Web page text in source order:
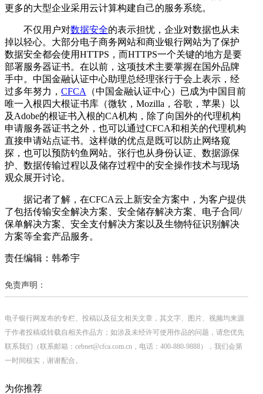
更多的大型企业采用云计算构建自己的服务系统。
不仅用户对数据安全的表示担忧，企业对数据也从未
掉以轻心。大部分电子商务网站和商业银行网站为了保护
数据安全都会使用HTTPS，而HTTPS一个关键的地方是要
部署服务器证书。在以前，这项技术主要掌握在国外品牌
手中。中国金融认证中心助理总经理张行于会上表示，经
过多年努力， CFCA
（中国金融认证中心）已成为中国目前
唯一入根四大根证书库（微软，Mozilla，谷歌，苹果）以
及Adobe的根证书入根的CA机构，除了向国外的代理机构
申请服务器证书之外，也可以通过CFCA和相关的代理机构
直接申请站点证书。这样做的优点是既可以防止网络窥
探，也可以预防钓鱼网站。张行也从身份认证、数据源保
护、数据传输过程以及储存过程中的安全操作技术与现场
观众展开讨论。
据记者了解，在CFCA云上新安全方案中，为客户提供
了包括传输安全解决方案、安全储存解决方案、电子合同/
保单解决方案、安全支付解决方案以及生物特征识别解决
方案等全套产品服务。
责任编辑：韩希宇
免责声明：
电子银行网发布的专栏、投稿以及征文相关文章，其文字、图片、视频均来源
于作者投稿或转载自相关作品方；如涉及未经许可使用作品的问题，请您优先
联系我们（联系邮箱：cebnet@cfca.com.cn，电话：400-880-9888），我们会第
一时间核实，谢谢配合。
为你推荐